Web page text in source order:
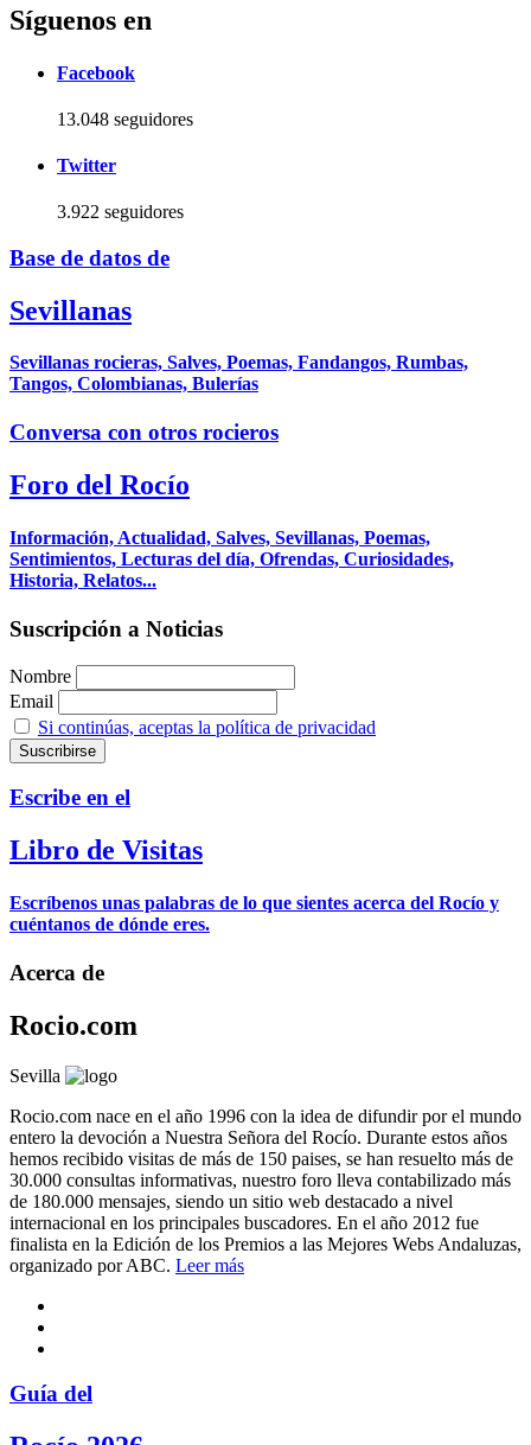
Síguenos en
Facebook
13.048 seguidores
Twitter
3.922 seguidores
Base de datos de
Sevillanas
Sevillanas rocieras, Salves, Poemas, Fandangos, Rumbas,
Tangos, Colombianas, Bulerías
Conversa con otros rocieros
Foro del Rocío
Información, Actualidad, Salves, Sevillanas, Poemas,
Sentimientos, Lecturas del día, Ofrendas, Curiosidades,
Historia, Relatos...
Suscripción a Noticias
Nombre
Email
Si continúas, aceptas la política de privacidad
Escribe en el
Libro de Visitas
Escríbenos unas palabras de lo que sientes acerca del Rocío y
cuéntanos de dónde eres.
Acerca de
Rocio.com
Sevilla
Rocio.com nace en el año 1996 con la idea de difundir por el mundo
entero la devoción a Nuestra Señora del Rocío. Durante estos años
hemos recibido visitas de más de 150 paises, se han resuelto más de
30.000 consultas informativas, nuestro foro lleva contabilizado más
de 180.000 mensajes, siendo un sitio web destacado a nivel
internacional en los principales buscadores. En el año 2012 fue
finalista en la Edición de los Premios a las Mejores Webs Andaluzas,
organizado por ABC. Leer más
Guía del